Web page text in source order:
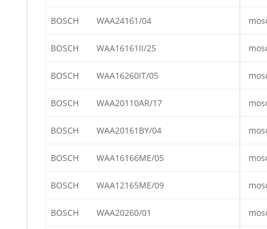
BOSCH WAA24161/04
BOSCH WAA16161II/25
BOSCH WAA16260IT/05
BOSCH WAA20110AR/17
BOSCH WAA20161BY/04
BOSCH WAA16166ME/05
BOSCH WAA12165ME/09
BOSCH WAA20260/01